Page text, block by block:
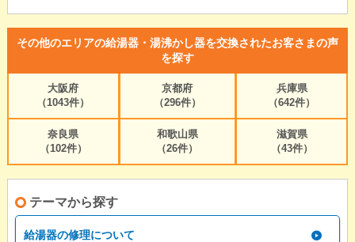
その他のエリアの給湯器・湯沸かし器を交換されたお客さまの声
を探す
大阪府
（1043件）
京都府
（296件）
兵庫県
（642件）
奈良県
（102件）
和歌山県
（26件）
滋賀県
（43件）
テーマから探す
給湯器の修理について